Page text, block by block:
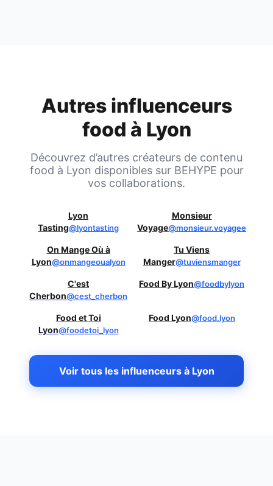
Autres influenceurs
food à Lyon
Découvrez d’autres créateurs de contenu
food à Lyon disponibles sur BEHYPE pour
vos collaborations.
Lyon
Tasting@lyontasting
Monsieur
Voyage@monsieur.voyagee
On Mange Où à
Lyon@onmangeoualyon
Tu Viens
Manger@tuviensmanger
C'est
Cherbon@cest_cherbon
Food By Lyon@foodbylyon
Food et Toi
Lyon@foodetoi_lyon
Food Lyon@food.lyon
Voir tous les influenceurs à Lyon